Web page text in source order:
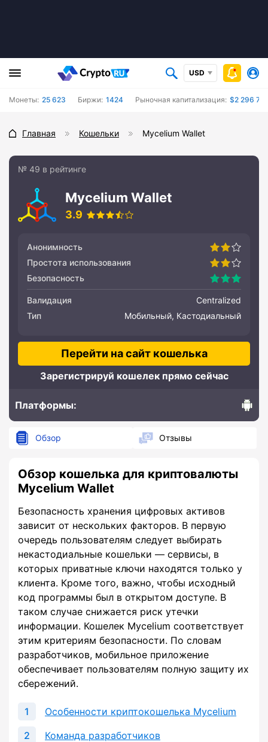
USD
Монеты: 25 623 Биржи: 1424 Рыночная капитализация: $2 296
Главная Кошельки Mycelium Wallet
№ 49 в рейтинге
Mycelium Wallet
3.9
Анонимность
Простота использования
Безопасность
Валидация
Centralized
Тип
Мобильный, Кастодиальный
Перейти на сайт кошелька
Зарегистрируй кошелек прямо сейчас
Платформы:
Обзор Отзывы
Обзор кошелька для криптовалюты
Mycelium Wallet
Безопасность хранения цифровых активов
зависит от нескольких факторов. В первую
очередь пользователям следует выбирать
некастодиальные кошельки ― сервисы, в
которых приватные ключи находятся только у
клиента. Кроме того, важно, чтобы исходный
код программы был в открытом доступе. В
таком случае снижается риск утечки
информации. Кошелек Mycelium соответствует
этим критериям безопасности. По словам
разработчиков, мобильное приложение
обеспечивает пользователям полную защиту их
сбережений.
Особенности криптокошелька Mycelium
Команда разработчиков